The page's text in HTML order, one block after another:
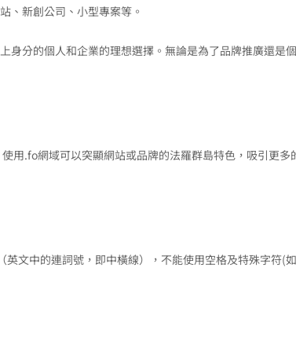
、新創公司、小型專案等。
身分的個人和企業的理想選擇。無論是為了品牌推廣還是
用.fo網域可以突顯網站或品牌的法羅群島特色，吸引更多
文中的連詞號，即中橫線），不能使用空格及特殊字符(